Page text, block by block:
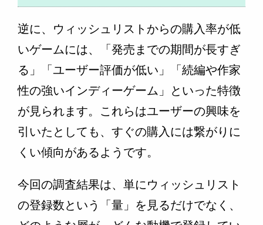
逆に、ウィッシュリストからの購入率が低
いゲームには、「発売までの期間が長すぎ
る」「ユーザー評価が低い」「続編や作家
性の強いインディーゲーム」といった特徴
が見られます。これらはユーザーの興味を
引いたとしても、すぐの購入には繋がりに
くい傾向があるようです。
今回の調査結果は、単にウィッシュリスト
の登録数という「量」を見るだけでなく、